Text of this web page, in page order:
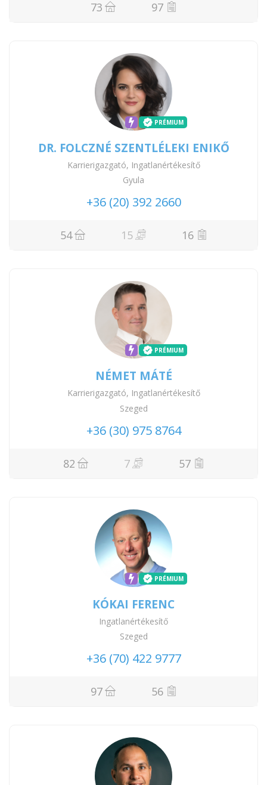
73 97
PRÉMIUM
DR. FOLCZNÉ SZENTLÉLEKI ENIKŐ
Karrierigazgató, Ingatlanértékesítő
Gyula
+36 (20) 392 2660
54 15 16
PRÉMIUM
NÉMET MÁTÉ
Karrierigazgató, Ingatlanértékesítő
Szeged
+36 (30) 975 8764
82 7 57
PRÉMIUM
KÓKAI FERENC
Ingatlanértékesítő
Szeged
+36 (70) 422 9777
97 56